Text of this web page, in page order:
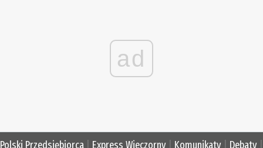
ad
Polski Przedsiębiorca Express Wieczorny Komunikaty Debaty